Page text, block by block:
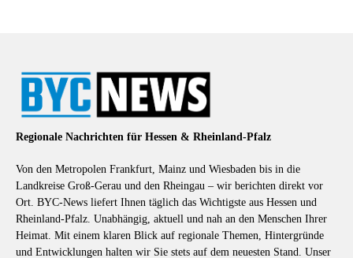
Regionale Nachrichten für Hessen & Rheinland-Pfalz
Von den Metropolen Frankfurt, Mainz und Wiesbaden bis in die
Landkreise Groß-Gerau und den Rheingau – wir berichten direkt vor
Ort. BYC-News liefert Ihnen täglich das Wichtigste aus Hessen und
Rheinland-Pfalz. Unabhängig, aktuell und nah an den Menschen Ihrer
Heimat. Mit einem klaren Blick auf regionale Themen, Hintergründe
und Entwicklungen halten wir Sie stets auf dem neuesten Stand. Unser